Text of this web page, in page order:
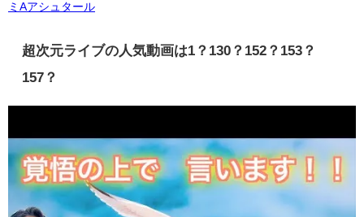
ミAアシュタール
超次元ライブの人気動画は1？130？152？153？
157？